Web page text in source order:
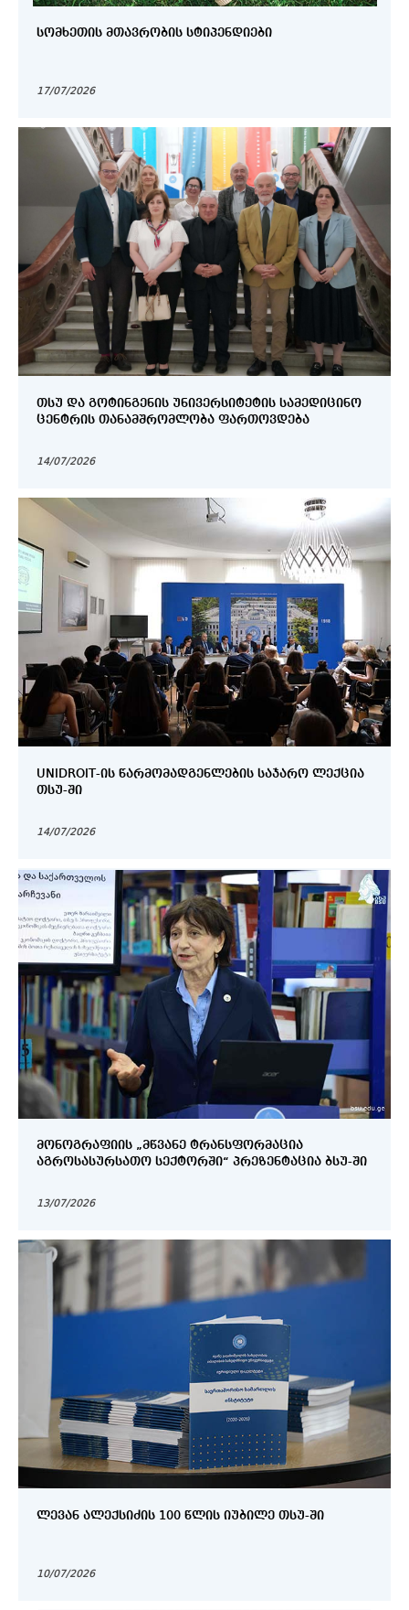
ᲡᲝᲛᲮᲔᲗᲘᲡ ᲛᲗᲐᲕᲠᲝᲑᲘᲡ ᲡᲢᲘᲞᲔᲜᲓᲘᲔᲑᲘ
17/07/2026
ᲗᲡᲣ ᲓᲐ ᲒᲝᲢᲘᲜᲒᲔᲜᲘᲡ ᲣᲜᲘᲕᲔᲠᲡᲘᲢᲔᲢᲘᲡ ᲡᲐᲛᲔᲓᲘᲪᲘᲜᲝ
ᲪᲔᲜᲢᲠᲘᲡ ᲗᲐᲜᲐᲛᲨᲠᲝᲛᲚᲝᲑᲐ ᲤᲐᲠᲗᲝᲕᲓᲔᲑᲐ
14/07/2026
UNIDROIT-ᲘᲡ ᲬᲐᲠᲛᲝᲛᲐᲓᲒᲔᲜᲚᲔᲑᲘᲡ ᲡᲐᲯᲐᲠᲝ ᲚᲔᲥᲪᲘᲐ
ᲗᲡᲣ-ᲨᲘ
14/07/2026
ᲛᲝᲜᲝᲒᲠᲐᲤᲘᲘᲡ „ᲛᲬᲕᲐᲜᲔ ᲢᲠᲐᲜᲡᲤᲝᲠᲛᲐᲪᲘᲐ
ᲐᲒᲠᲝᲡᲐᲡᲣᲠᲡᲐᲗᲝ ᲡᲔᲥᲢᲝᲠᲨᲘ“ ᲞᲠᲔᲖᲔᲜᲢᲐᲪᲘᲐ ᲑᲡᲣ-ᲨᲘ
13/07/2026
ᲚᲔᲕᲐᲜ ᲐᲚᲔᲥᲡᲘᲫᲘᲡ 100 ᲬᲚᲘᲡ ᲘᲣᲑᲘᲚᲔ ᲗᲡᲣ-ᲨᲘ
10/07/2026